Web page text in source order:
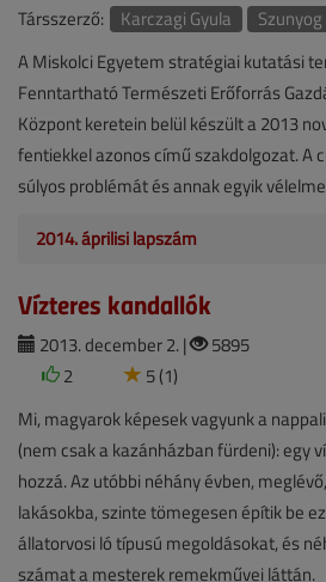
Társszerző:
Karczagi Gyula
A Miskolci Egyetem stratégiai kutatási
Fenntartható Természeti Erőforrás
Központ keretein belül készült a 2013
fentiekkel azonos című szakdolgozat. A
súlyos problémát és annak egyik
2014. áprilisi lapszám
Vízteres kandallók
2013. december 2. |
5895
2
5 (1)
Mi, magyarok képesek vagyunk a
(nem csak a kazánházban fürdeni): egy
hozzá. Az utóbbi néhány évben,
lakásokba, szinte tömegesen építik be
állatorvosi ló típusú megoldásokat, és
számat a mesterek remekművei láttán.